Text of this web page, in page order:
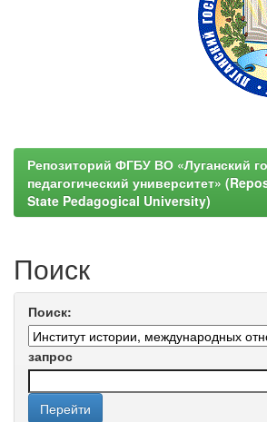
Репозиторий ФГБУ ВО «Луганский
педагогический университет»
State Pedagogical University)
Поиск
Поиск:
запрос